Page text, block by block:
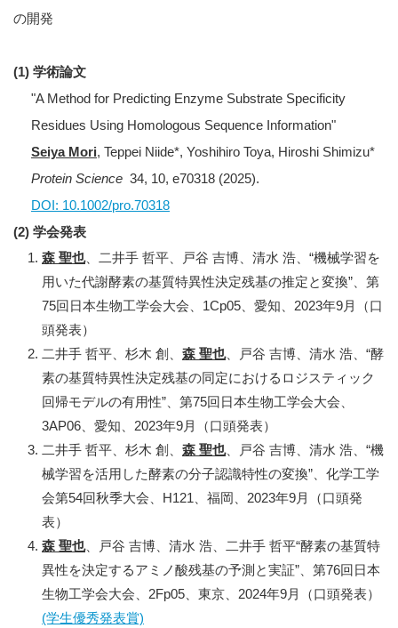
の開発
(1) 学術論文
"A Method for Predicting Enzyme Substrate Specificity
Residues Using Homologous Sequence Information"
Seiya Mori, Teppei Niide*, Yoshihiro Toya, Hiroshi Shimizu*
Protein Science 34, 10, e70318 (2025).
DOI: 10.1002/pro.70318
(2) 学会発表
森 聖也、二井手 哲平、戸谷 吉博、清水 浩、“機械学習を
用いた代謝酵素の基質特異性決定残基の推定と変換”、第
75回日本生物工学会大会、1Cp05、愛知、2023年9月（口
頭発表）
二井手 哲平、杉木 創、 森 聖也、戸谷 吉博、清水 浩、“酵
素の基質特異性決定残基の同定におけるロジスティック
回帰モデルの有用性”、第75回日本生物工学会大会、
3AP06、愛知、2023年9月（口頭発表）
二井手 哲平、杉木 創、 森 聖也、戸谷 吉博、清水 浩、“機
械学習を活用した酵素の分子認識特性の変換”、化学工学
会第54回秋季大会、H121、福岡、2023年9月（口頭発
表）
森 聖也、戸谷 吉博、清水 浩、二井手 哲平“酵素の基質特
異性を決定するアミノ酸残基の予測と実証”、第76回日本
生物工学会大会、2Fp05、東京、2024年9月（口頭発表）
(学生優秀発表賞)